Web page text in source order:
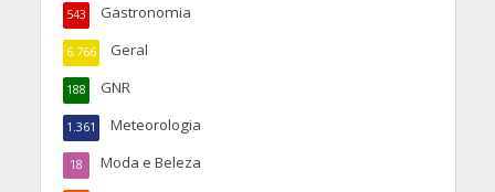
Gastronomia
543
Geral
6.766
GNR
188
Meteorologia
1.361
Moda e Beleza
18